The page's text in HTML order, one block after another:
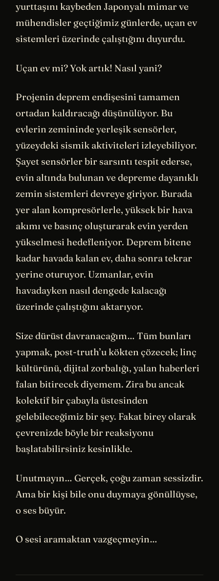
yurttaşını kaybeden Japonyalı mimar ve
mühendisler geçtiğimiz günlerde, uçan ev
sistemleri üzerinde çalıştığını duyurdu.
Uçan ev mi? Yok artık! Nasıl yani?
Projenin deprem endişesini tamamen
ortadan kaldıracağı düşünülüyor. Bu
evlerin zemininde yerleşik sensörler,
yüzeydeki sismik aktiviteleri izleyebiliyor.
Şayet sensörler bir sarsıntı tespit ederse,
evin altında bulunan ve depreme dayanıklı
zemin sistemleri devreye giriyor. Burada
yer alan kompresörlerle, yüksek bir hava
akımı ve basınç oluşturarak evin yerden
yükselmesi hedefleniyor. Deprem bitene
kadar havada kalan ev, daha sonra tekrar
yerine oturuyor. Uzmanlar, evin
havadayken nasıl dengede kalacağı
üzerinde çalıştığını aktarıyor.
Size dürüst davranacağım… Tüm bunları
yapmak, post-truth’u kökten çözecek; linç
kültürünü, dijital zorbalığı, yalan haberleri
falan bitirecek diyemem. Zira bu ancak
kolektif bir çabayla üstesinden
gelebileceğimiz bir şey. Fakat birey olarak
çevrenizde böyle bir reaksiyonu
başlatabilirsiniz kesinlikle.
Unutmayın… Gerçek, çoğu zaman sessizdir.
Ama bir kişi bile onu duymaya gönüllüyse,
o ses büyür.
O sesi aramaktan vazgeçmeyin…